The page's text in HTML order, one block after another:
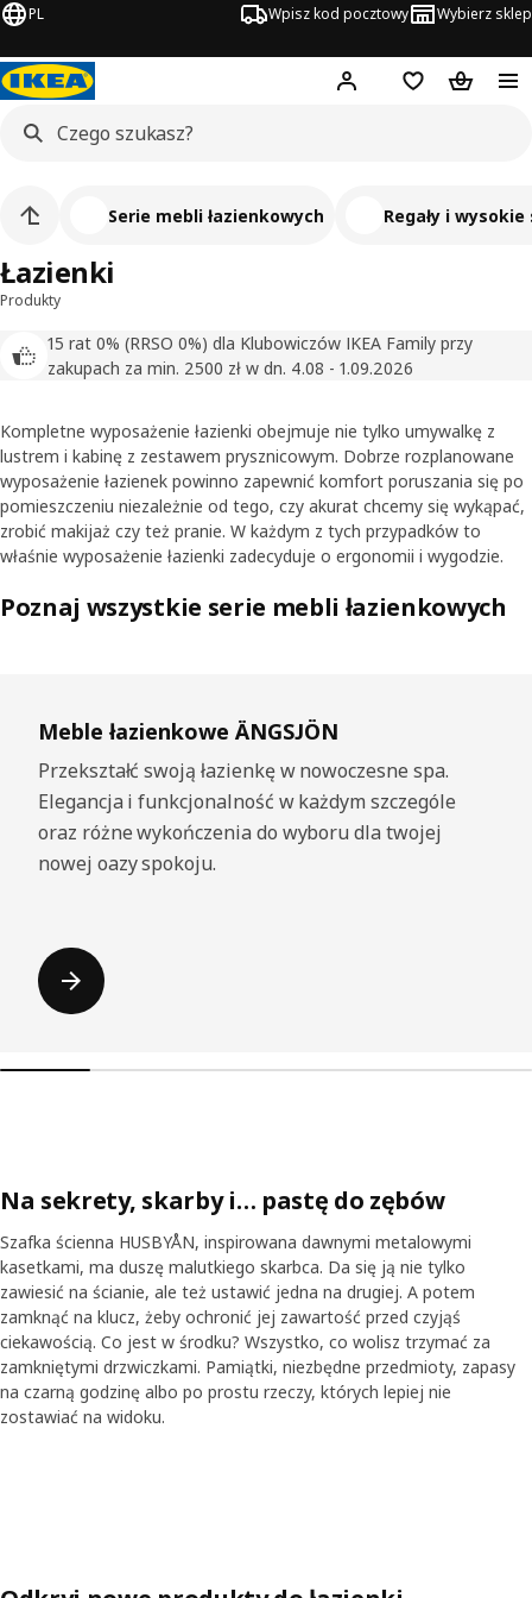
PL Wpisz kod pocztowy Wybierz sklep
Hej! Zaloguj się
Lista zakupowa
Koszyk
Produkty
15 rat 0% (RRSO 0%) dla Klubowiczów IKEA Family przy
zakupach za min. 2500 zł w dn. 4.08 - 1.09.2026
Łazienki
Serie mebli łazienkowych Regały i
Kompletne wyposażenie łazienki obejmuje nie tylko umywalkę z
lustrem i kabinę z zestawem prysznicowym. Dobrze rozplanowane
wyposażenie łazienek powinno zapewnić komfort poruszania się po
pomieszczeniu niezależnie od tego, czy akurat chcemy się wykąpać,
zrobić makijaż czy też pranie. W każdym z tych przypadków to
właśnie wyposażenie łazienki zadecyduje o ergonomii i wygodzie.
Poznaj wszystkie serie mebli łazienkowych
Meble łazienkowe ÄNGSJÖN
Przekształć swoją łazienkę w nowoczesne spa.
Elegancja i funkcjonalność w każdym szczególe
oraz różne wykończenia do wyboru dla twojej
nowej oazy spokoju.
Na sekrety, skarby i… pastę do zębów
Szafka ścienna HUSBYÅN, inspirowana dawnymi metalowymi
kasetkami, ma duszę malutkiego skarbca. Da się ją nie tylko
zawiesić na ścianie, ale też ustawić jedna na drugiej. A potem
zamknąć na klucz, żeby ochronić jej zawartość przed czyjąś
ciekawością. Co jest w środku? Wszystko, co wolisz trzymać za
zamkniętymi drzwiczkami. Pamiątki, niezbędne przedmioty, zapasy
na czarną godzinę albo po prostu rzeczy, których lepiej nie
zostawiać na widoku.
Wstrzymaj wideo
transkrypcję